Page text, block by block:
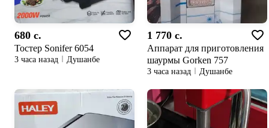
680 c.
Тостер Sonifer 6054
3 часа назад Душанбе
1 770 c.
Аппарат для приготовления
шаурмы Gorken 757
3 часа назад Душанбе